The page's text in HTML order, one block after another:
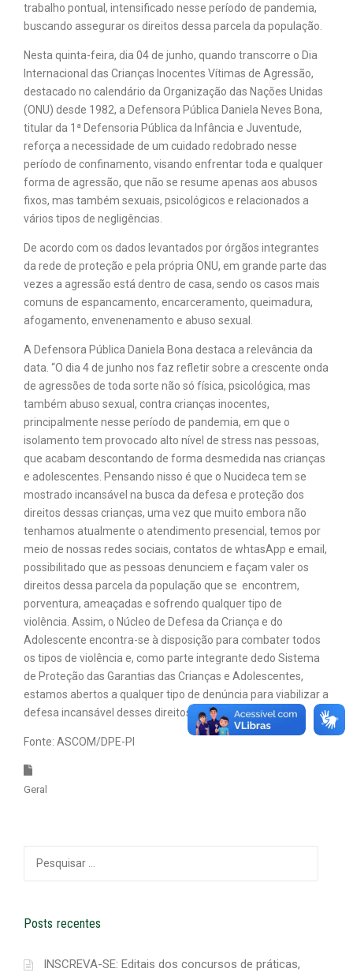
trabalho pontual, intensificado nesse período de pandemia,
buscando assegurar os direitos dessa parcela da população.
Nesta quinta-feira, dia 04 de junho, quando transcorre o Dia
Internacional das Crianças Inocentes Vítimas de Agressão,
destacado no calendário da Organização das Nações Unidas
(ONU) desde 1982, a Defensora Pública Daniela Neves Bona,
titular da 1ª Defensoria Pública da Infância e Juventude,
reforça a necessidade de um cuidado redobrado nesse
período de confinamento, visando enfrentar toda e qualquer
forma de agressão, que não se resume apenas aos abusos
fixos, mas também sexuais, psicológicos e relacionados a
vários tipos de negligências.
De acordo com os dados levantados por órgãos integrantes
da rede de proteção e pela própria ONU, em grande parte das
vezes a agressão está dentro de casa, sendo os casos mais
comuns de espancamento, encarceramento, queimadura,
afogamento, envenenamento e abuso sexual.
A Defensora Pública Daniela Bona destaca a relevância da
data. “O dia 4 de junho nos faz refletir sobre a crescente onda
de agressões de toda sorte não só física, psicológica, mas
também abuso sexual, contra crianças inocentes,
principalmente nesse período de pandemia, em que o
isolamento tem provocado alto nível de stress nas pessoas,
que acabam descontando de forma desmedida nas crianças
e adolescentes. Pensando nisso é que o Nucideca tem se
mostrado incansável na busca da defesa e proteção dos
direitos dessas crianças, uma vez que muito embora não
tenhamos atualmente o atendimento presencial, temos por
meio de nossas redes sociais, contatos de whtasApp e email,
possibilitado que as pessoas denunciem e façam valer os
direitos dessa parcela da população que se encontrem,
porventura, ameaçadas e sofrendo qualquer tipo de
violência. Assim, o Núcleo de Defesa da Criança e do
Adolescente encontra-se à disposição para combater todos
os tipos de violência e, como parte integrante dedo Sistema
de Proteção das Garantias das Crianças e Adolescentes,
estamos abertos a qualquer tipo de denúncia para viabilizar a
defesa incansável desses direitos”, afirma.
Fonte: ASCOM/DPE-PI
Geral
por:
Posts recentes
INSCREVA-SE: Editais dos concursos de práticas,